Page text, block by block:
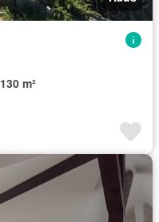
130 m²